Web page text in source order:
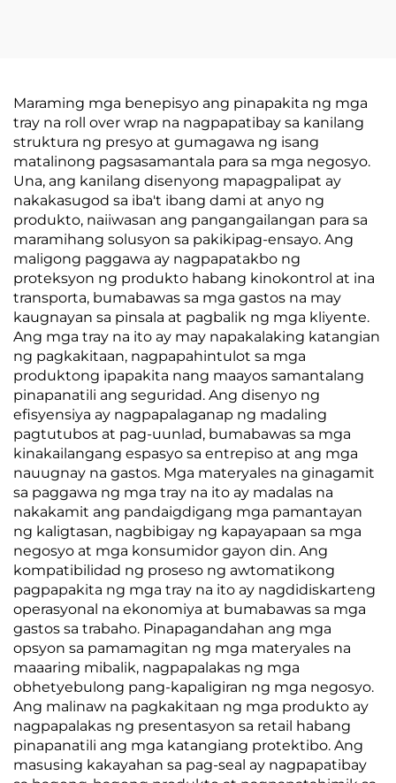
Maraming mga benepisyo ang pinapakita ng mga
tray na roll over wrap na nagpapatibay sa kanilang
struktura ng presyo at gumagawa ng isang
matalinong pagsasamantala para sa mga negosyo.
Una, ang kanilang disenyong mapagpalipat ay
nakakasugod sa iba't ibang dami at anyo ng
produkto, naiiwasan ang pangangailangan para sa
maramihang solusyon sa pakikipag-ensayo. Ang
maligong paggawa ay nagpapatakbo ng
proteksyon ng produkto habang kinokontrol at ina
transporta, bumabawas sa mga gastos na may
kaugnayan sa pinsala at pagbalik ng mga kliyente.
Ang mga tray na ito ay may napakalaking katangian
ng pagkakitaan, nagpapahintulot sa mga
produktong ipapakita nang maayos samantalang
pinapanatili ang seguridad. Ang disenyo ng
efisyensiya ay nagpapalaganap ng madaling
pagtutubos at pag-uunlad, bumabawas sa mga
kinakailangang espasyo sa entrepiso at ang mga
nauugnay na gastos. Mga materyales na ginagamit
sa paggawa ng mga tray na ito ay madalas na
nakakamit ang pandaigdigang mga pamantayan
ng kaligtasan, nagbibigay ng kapayapaan sa mga
negosyo at mga konsumidor gayon din. Ang
kompatibilidad ng proseso ng awtomatikong
pagpapakita ng mga tray na ito ay nagdidiskarteng
operasyonal na ekonomiya at bumabawas sa mga
gastos sa trabaho. Pinapagandahan ang mga
opsyon sa pamamagitan ng mga materyales na
maaaring mibalik, nagpapalakas ng mga
obhetyebulong pang-kapaligiran ng mga negosyo.
Ang malinaw na pagkakitaan ng mga produkto ay
nagpapalakas ng presentasyon sa retail habang
pinapanatili ang mga katangiang protektibo. Ang
masusing kakayahan sa pag-seal ay nagpapatibay